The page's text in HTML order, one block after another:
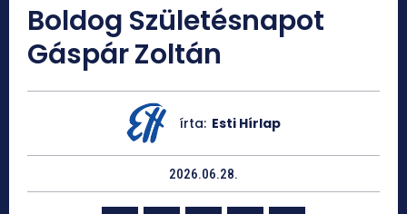
Boldog Születésnapot
Gáspár Zoltán
írta: Esti Hírlap
2026.06.28.